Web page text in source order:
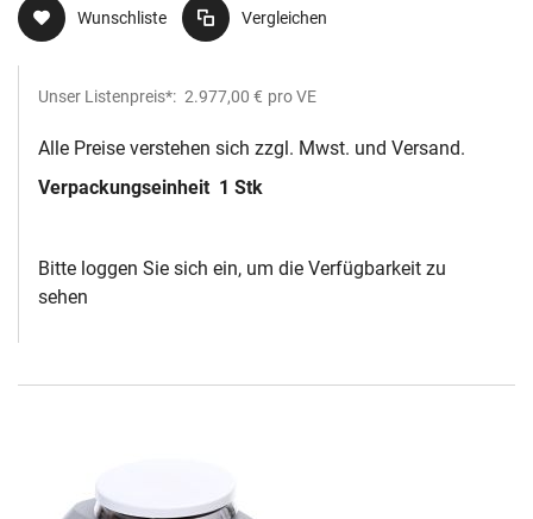
Wunschliste Vergleichen
Unser Listenpreis*: 2.977,00 € pro VE
Alle Preise verstehen sich zzgl. Mwst. und Versand.
Verpackungseinheit 1 Stk
Bitte loggen Sie sich ein, um die Verfügbarkeit zu
sehen